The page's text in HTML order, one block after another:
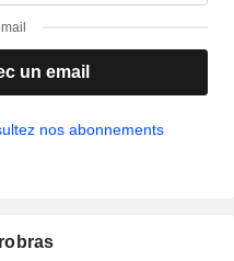
un email
nos abonnements